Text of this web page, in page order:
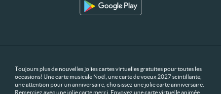
Toujours plus de nouvelles jolies cartes virtuelles gratuites pour toutes les
occasions! Une carte musicale Noël, une carte de voeux 2027 scintillante,
une attention pour un anniversaire, choisissez une jolie carte anniversaire.
Remerciez avec une jolie carte merci. Envoyez une carte virtuelle animée,